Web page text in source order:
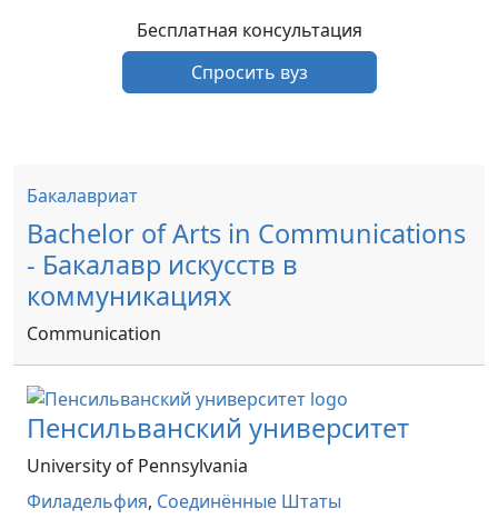
Бесплатная консультация
Спросить вуз
Бакалавриат
Bachelor of Arts in Communications
- Бакалавр искусств в
коммуникациях
Communication
Пенсильванский университет
University of Pennsylvania
Филадельфия, Соединённые Штаты